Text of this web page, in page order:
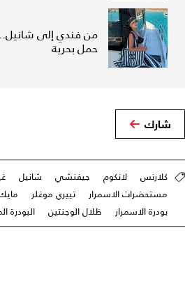
من فندي إلى
حمل بحرية
شارك
كلارنس لانكوم جيفنشي شانيل
مستحضرات الاسمرار
تييري موغلر
بودرة الاسمرار
ظلال الوجنتين البودرة